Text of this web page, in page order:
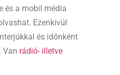
és a mobil média
Ezenkívül
és időnként
Van rádió- illetve